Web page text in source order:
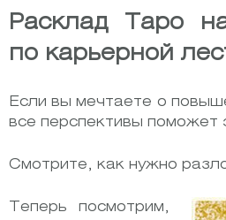
Расклад Таро
по карьерной
Если вы мечтаете о
все перспективы поможет
Смотрите, как нужно
Теперь посмотрим,